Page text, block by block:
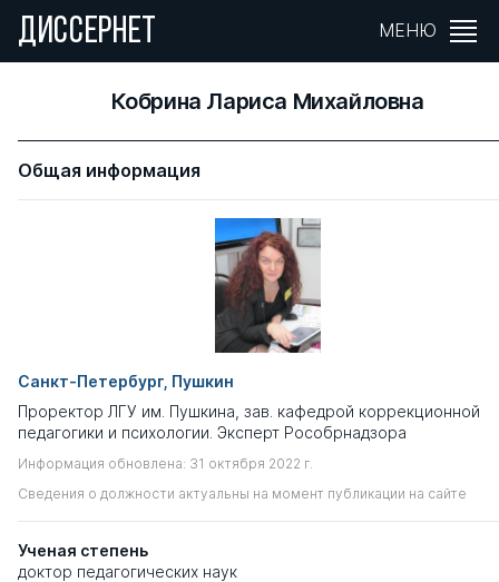
ДИССЕРНЕТ МЕНЮ
Кобрина Лариса Михайловна
Общая информация
Санкт-Петербург, Пушкин
Проректор ЛГУ им. Пушкина, зав. кафедрой коррекционной
педагогики и психологии. Эксперт Рособрнадзора
Информация обновлена: 31 октября 2022 г.
Сведения о должности актуальны на момент публикации на сайте
Ученая степень
доктор педагогических наук